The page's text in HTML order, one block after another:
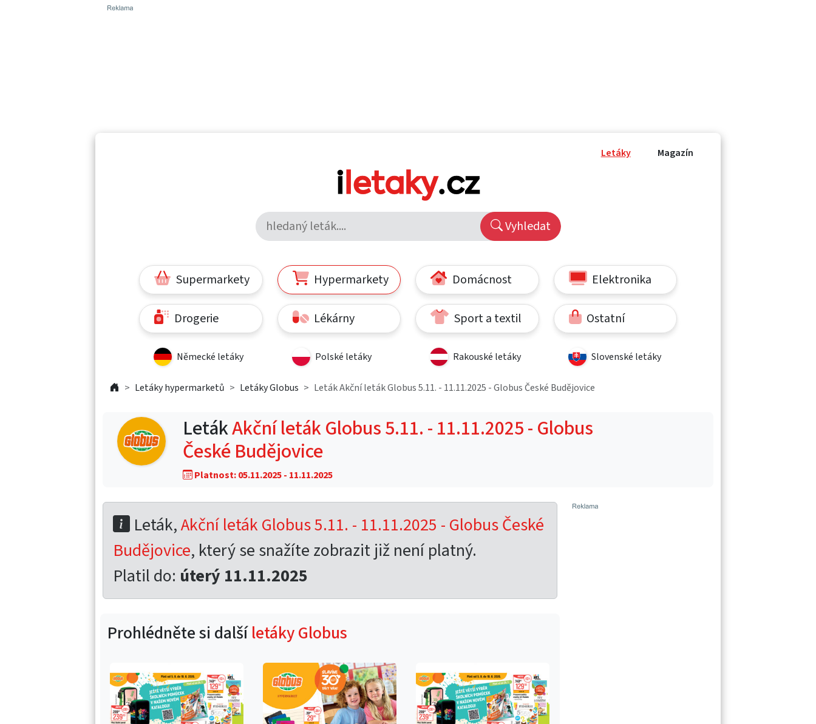
Letáky Magazín
Vyhledat
Supermarkety Hypermarkety Domácnost Elektronika
Drogerie Lékárny Sport a textil Ostatní
Německé letáky Polské letáky Rakouské letáky Slovenské letáky
Letáky hypermarketů Letáky Globus Leták Akční leták Globus 5.11. - 11.11.2025 - Globus České Budějovice
LetákAkční leták Globus 5.11. - 11.11.2025 - Globus
České Budějovice
Platnost: 05.11.2025 - 11.11.2025
Leták,Akční leták Globus 5.11. - 11.11.2025 - Globus České
Budějovice, který se snažíte zobrazit již není platný.
Platil do: úterý 11.11.2025
Prohlédněte si dalšíletáky Globus